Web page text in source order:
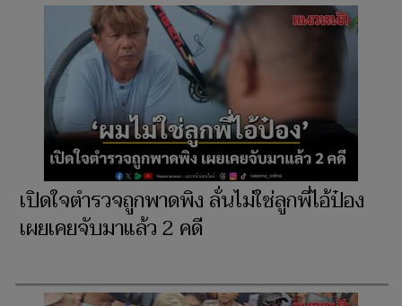
เปิดใจตำรวจถูกพาดพิง ลั่นไม่ใช่ลูกพี่ไอ้ป๋อง
เผยเคยจับมาแล้ว 2 คดี